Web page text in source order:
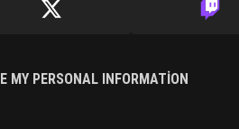
MY PERSONAL INFORMATION